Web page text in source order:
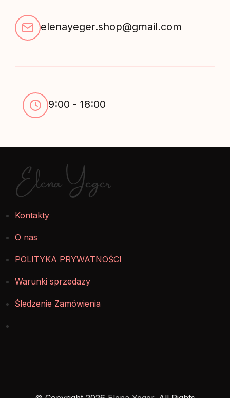
elenayeger.shop@gmail.com
9:00 - 18:00
Elena Yeger
Kontakty
O nas
POLITYKA PRYWATNOŚCI
Warunki sprzedazy
Śledzenie Zamówienia